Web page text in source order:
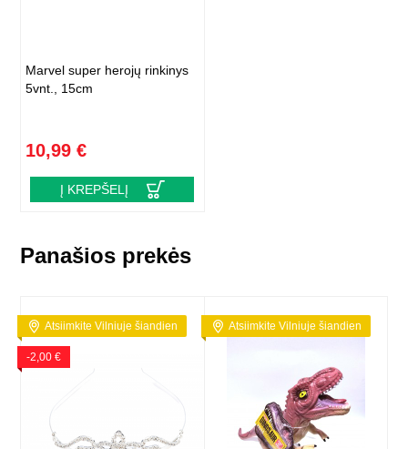
Marvel super herojų rinkinys
5vnt., 15cm
10,99 €
Į KREPŠELĮ
Panašios prekės
Atsiimkite Vilniuje šiandien
-2,00 €
Atsiimkite Vilniuje šiandien